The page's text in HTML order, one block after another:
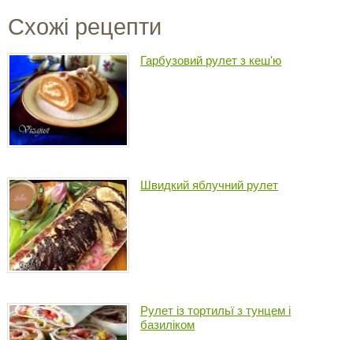
Схожі рецепти
Гарбузовий рулет з кеш'ю
Швидкий яблучний рулет
Рулет із тортильї з тунцем і
базиліком